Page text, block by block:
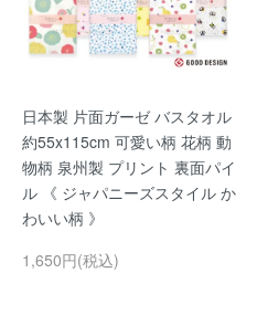
日本製 片面ガーゼ バスタオル
約55x115cm 可愛い柄 花柄 動
物柄 泉州製 プリント 裏面パイ
ル 《 ジャパニーズスタイル か
わいい柄 》
1,650円(税込)